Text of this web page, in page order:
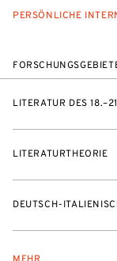
PERSÖNLICHE
LITERATUR DES
LITERATURTHEORIE
DEUTSCH-